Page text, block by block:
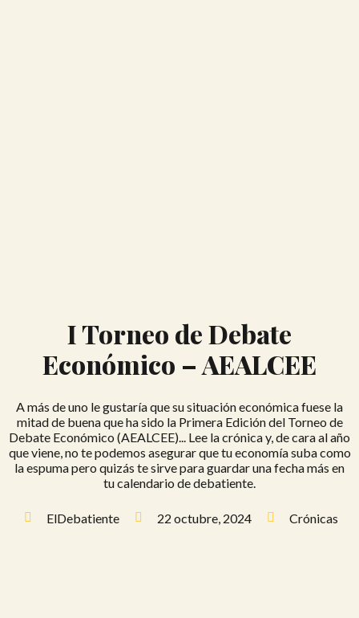
I Torneo de Debate
Económico – AEALCEE
A más de uno le gustaría que su situación económica fuese la
mitad de buena que ha sido la Primera Edición del Torneo de
Debate Económico (AEALCEE)... Lee la crónica y, de cara al año
que viene, no te podemos asegurar que tu economía suba como
la espuma pero quizás te sirve para guardar una fecha más en
tu calendario de debatiente.
ElDebatiente 22 octubre, 2024 Crónicas